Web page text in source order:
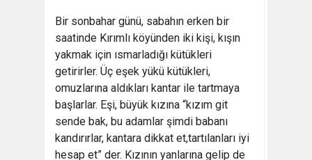
Bir sonbahar günü, sabahın erken bir
saatinde Kırımlı köyünden iki kişi, kışın
yakmak için ısmarladığı kütükleri
getirirler. Üç eşek yükü kütükleri,
omuzlarına aldıkları kantar ile tartmaya
başlarlar. Eşi, büyük kızına “kızım git
sende bak, bu adamlar şimdi babanı
kandırırlar, kantara dikkat et,tartılanları iyi
hesap et” der. Kızının yanlarına gelip de